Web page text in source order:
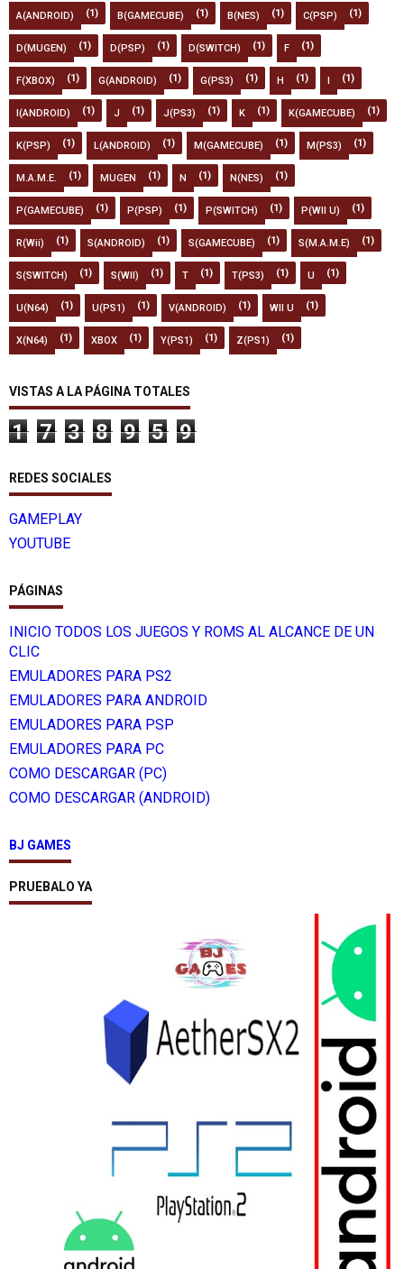
A(ANDROID) (1) B(GAMECUBE) (1) B(NES) (1) C(PSP) (1)
D(MUGEN) (1) D(PSP) (1) D(SWITCH) (1) F (1)
F(XBOX) (1) G(ANDROID) (1) G(PS3) (1) H (1) (1)
I(ANDROID) (1) J (1) J(PS3) (1) K (1) K(GAMECUBE) (1)
K(PSP) (1) L(ANDROID) (1) M(GAMECUBE) (1) M(PS3) (1)
M.A.M.E. (1) MUGEN (1) N (1) N(NES) (1)
P(GAMECUBE) (1) P(PSP) (1) P(SWITCH) (1) P(WII U) (1)
R(Wii) (1) S(ANDROID) (1) S(GAMECUBE) (1) S(M.A.M.E) (1)
S(SWITCH) (1) S(WII) (1) T (1) T(PS3) (1) U (1)
U(N64) (1) U(PS1) (1) V(ANDROID) (1) WII U (1)
X(N64) (1) XBOX (1) Y(PS1) (1) Z(PS1) (1)
VISTAS A LA PÁGINA TOTALES
1 7 3 8 9 5 9
REDES SOCIALES
GAMEPLAY
YOUTUBE
PÁGINAS
INICIO TODOS LOS JUEGOS Y ROMS AL ALCANCE DE UN
CLIC
EMULADORES PARA PS2
EMULADORES PARA ANDROID
EMULADORES PARA PSP
EMULADORES PARA PC
COMO DESCARGAR (PC)
COMO DESCARGAR (ANDROID)
BJ GAMES
PRUEBALO YA